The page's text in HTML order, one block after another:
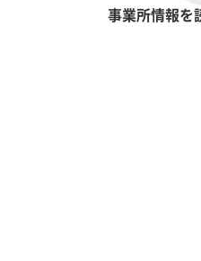
事業所情報を